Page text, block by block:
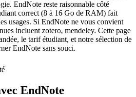
EndNote reste raisonnable côté
correct (8 à 16 Go de RAM) fait
usages. Si EndNote ne vous convient
incluent zotero, mendeley. Cette page
le tarif étudiant, et notre sélection de
EndNote sans souci.
EndNote